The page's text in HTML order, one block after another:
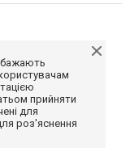
бажають
прийняти
для
роз'яснення